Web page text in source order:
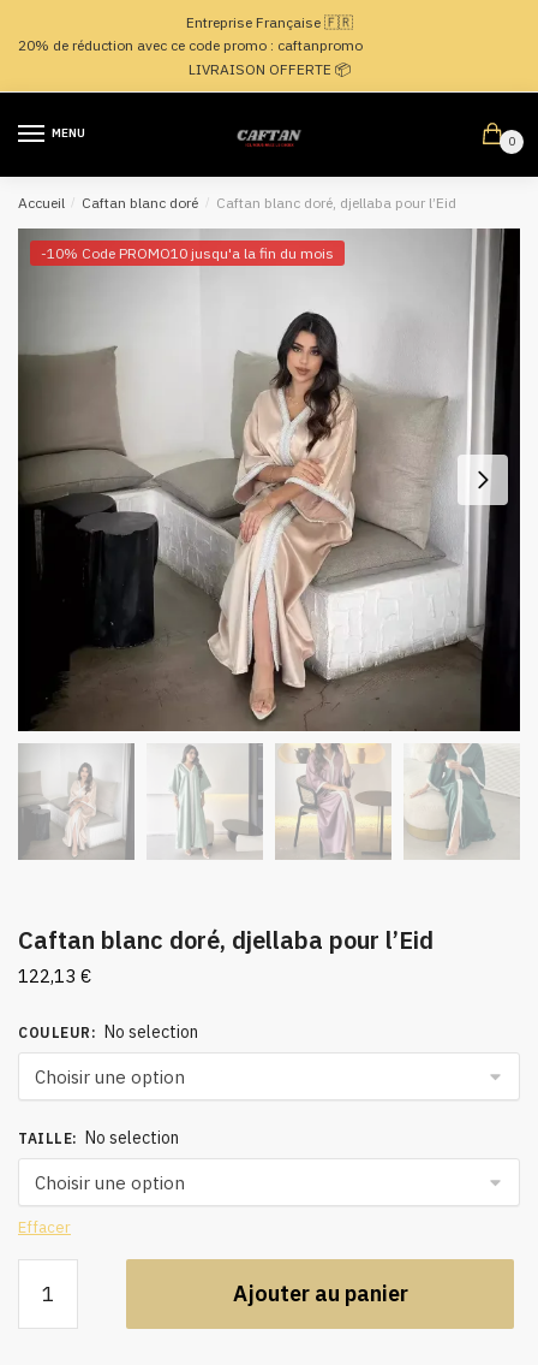
navigation
Entreprise Française 🇫🇷
20% de réduction avec ce code promo : caftanpromo
LIVRAISON OFFERTE 📦
MENU
0
Accueil / Caftan blanc doré / Caftan blanc doré, djellaba pour l’Eid
-10% Code PROMO10 jusqu'a la fin du mois
Caftan blanc doré, djellaba pour l’Eid
122,13 €
COULEUR : No selection
TAILLE: No selection
Effacer
Caftan
Ajouter au panier